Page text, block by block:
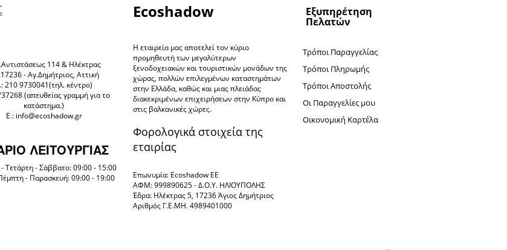
Εξυπηρέτηση
Πελατών
Τρόποι Παραγγελίας
Τρόποι Πληρωμής
Τρόποι Αποστολής
Oι Παραγγελίες μου
Oικονομική Καρτέλα
Ecoshadow
Η εταιρεία μας αποτελεί τον κύριο
προμηθευτή των μεγαλύτερων
ξενοδοχειακών και τουριστικών μονάδων της
χώρας, πολλών επιλεγμένων καταστημάτων
στην Ελλάδα, καθώς και μιας πλειάδας
διακεκριμένων επιχειρήσεων στην Κύπρο και
στις βαλκανικές χώρες.
Φορολογικά στοιχεία της
εταιρίας
Επωνυμία: Ecoshadow ΕΕ
ΑΦΜ: 999890625 - Δ.Ο.Υ. ΗΛΙΟΥΠΟΛΗΣ
Έδρα: Ηλέκτρας 5, 17236 Άγιος Δημήτριος
Αριθμός Γ.Ε.ΜΗ. 4989401000
114 & Ηλέκτρας
- Αγ.Δημήτριος, Αττική
210 9730041(τηλ. κέντρο)
(απευθείας γραμμή για το
κατάστημα.)
E.: info@ecoshadow.gr
ΛΕΙΤΟΥΡΓΙΑΣ
Τετάρτη - Σάββατο: 09:00 - 15:00
- Παρασκευή: 09:00 - 19:00